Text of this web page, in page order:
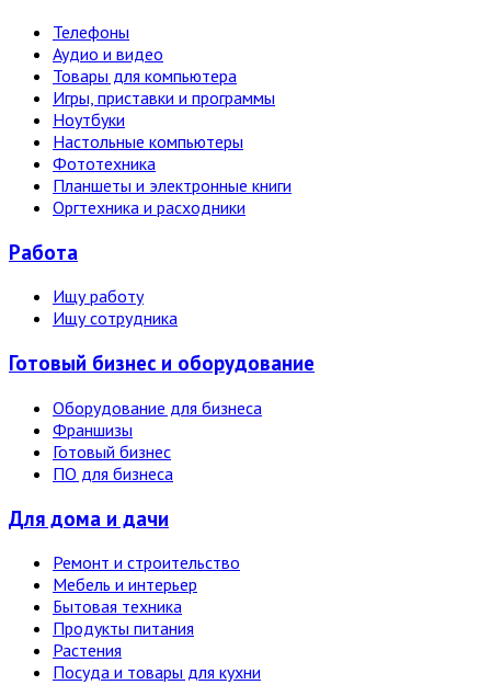
Телефоны
Аудио и видео
Товары для компьютера
Игры, приставки и программы
Ноутбуки
Настольные компьютеры
Фототехника
Планшеты и электронные книги
Оргтехника и расходники
Работа
Ищу работу
Ищу сотрудника
Готовый бизнес и оборудование
Оборудование для бизнеса
Франшизы
Готовый бизнес
ПО для бизнеса
Для дома и дачи
Ремонт и строительство
Мебель и интерьер
Бытовая техника
Продукты питания
Растения
Посуда и товары для кухни